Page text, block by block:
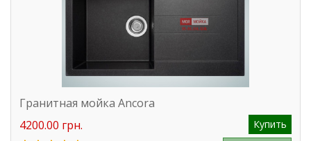
Гранитная мойка Ancora
4200.00 грн.
Купить